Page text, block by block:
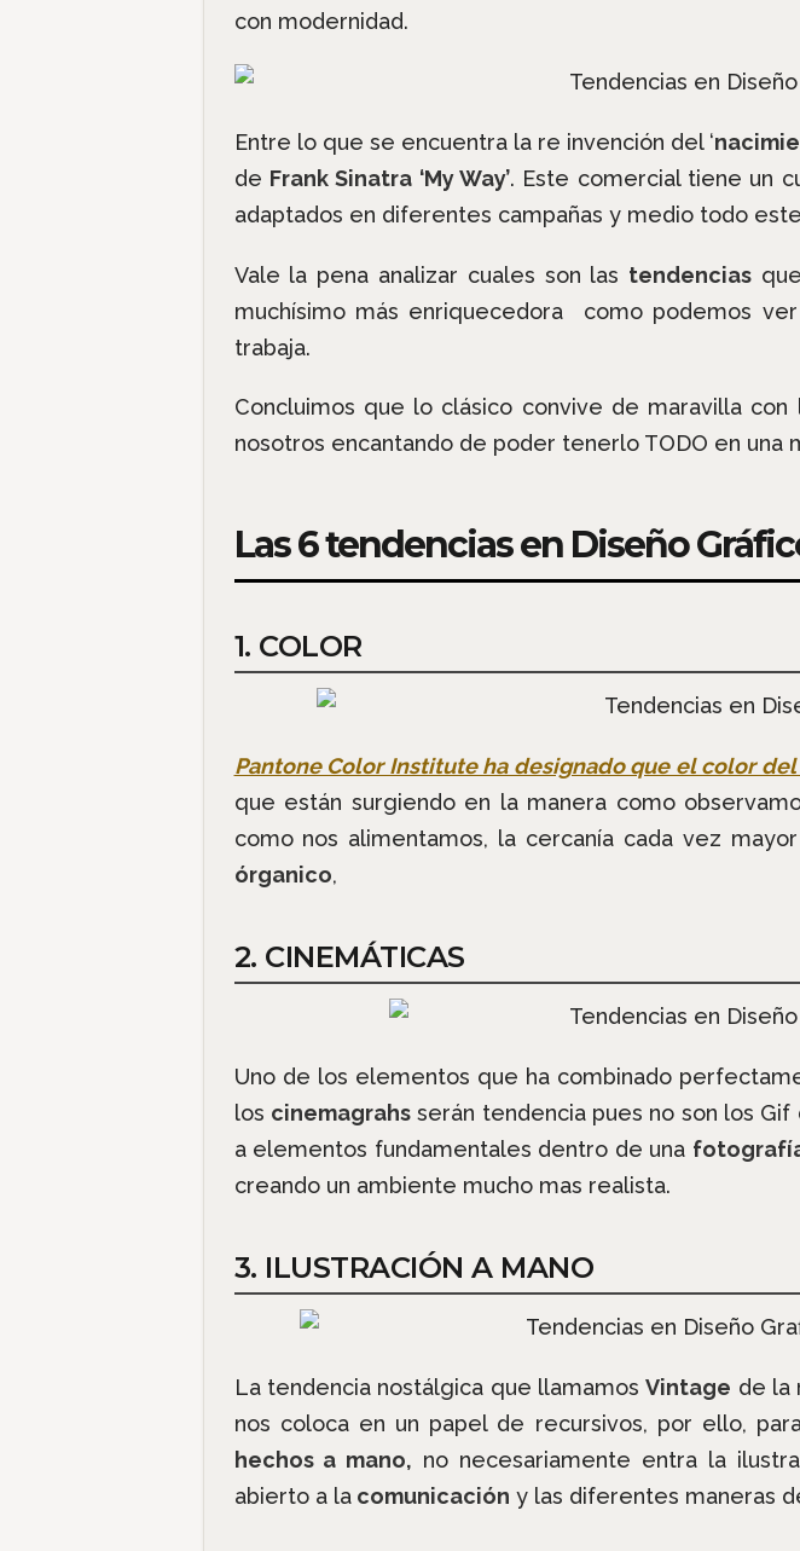
con modernidad.
Entre lo que se encuentra la re invención del ‘
de Frank Sinatra ‘My Way’. Este comercial tiene un
adaptados en diferentes campañas y medio todo
Vale la pena analizar cuales son las tendencias
muchísimo más enriquecedora como podemos
trabaja.
Concluimos que lo clásico convive de maravilla
nosotros encantando de poder tenerlo TODO en una
Las 6 tendencias en Diseño
1. COLOR
Pantone Color Institute ha designado que el color del
que están surgiendo en la manera como
como nos alimentamos, la cercanía cada vez
órganico,
2. CINEMÁTICAS
Uno de los elementos que ha combinado
los cinemagrahsserán tendencia pues no son los
a elementos fundamentales dentro de una
creando un ambiente mucho mas realista.
3. ILUSTRACIÓN A MANO
La tendencia nostálgica que llamamosVintage de la
nos coloca en un papel de recursivos, por ello,
hechos a mano, no necesariamente entra la
abierto a lacomunicación y las diferentes maneras